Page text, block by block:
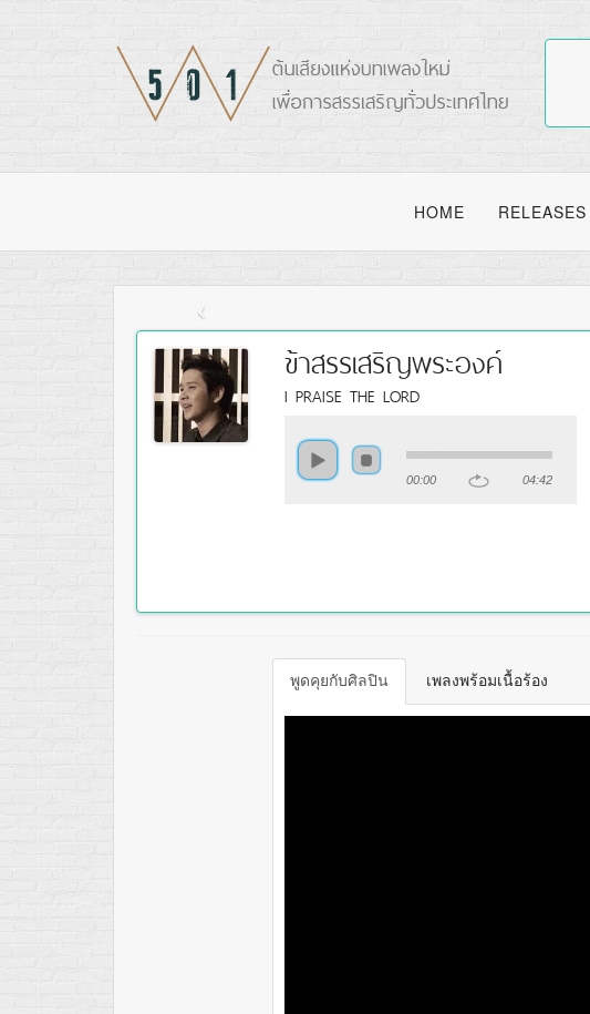
HOME RELEASES
ข้าสรรเสริญพระองค์
I PRAISE THE LORD
00:00 04:42
พูดคุยกับศิลปิน เพลงพร้อมเนื้อร้อง